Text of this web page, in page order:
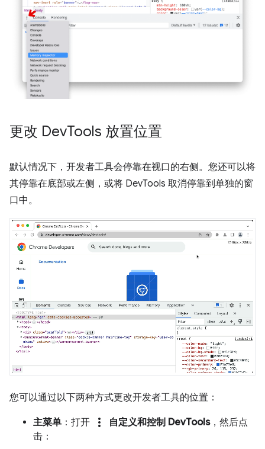
更改 DevTools 放置位置
默认情况下，开发者工具会停靠在视口的右侧。您还可以将
其停靠在底部或左侧，或将 DevTools 取消停靠到单独的窗
口中。
您可以通过以下两种方式更改开发者工具的位置：
主菜单 ：打开 more_vert 自定义和控制 DevTools，然后点
击：